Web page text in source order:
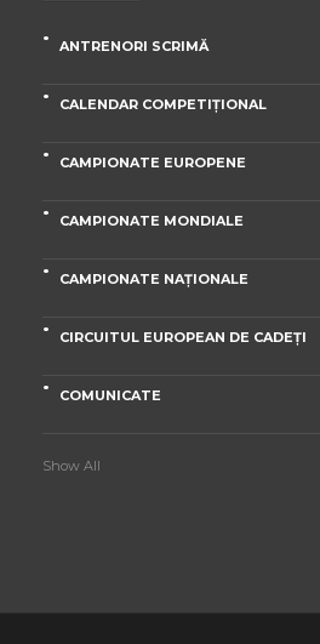
ANTRENORI SCRIMĂ
CALENDAR COMPETIȚIONAL
CAMPIONATE EUROPENE
CAMPIONATE MONDIALE
CAMPIONATE NAȚIONALE
CIRCUITUL EUROPEAN DE CADEȚI
COMUNICATE
Show All